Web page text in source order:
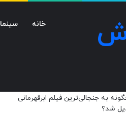
خانه سینما
به جنجالی‌ترین فیلم ابرقهرمانی
شد؟